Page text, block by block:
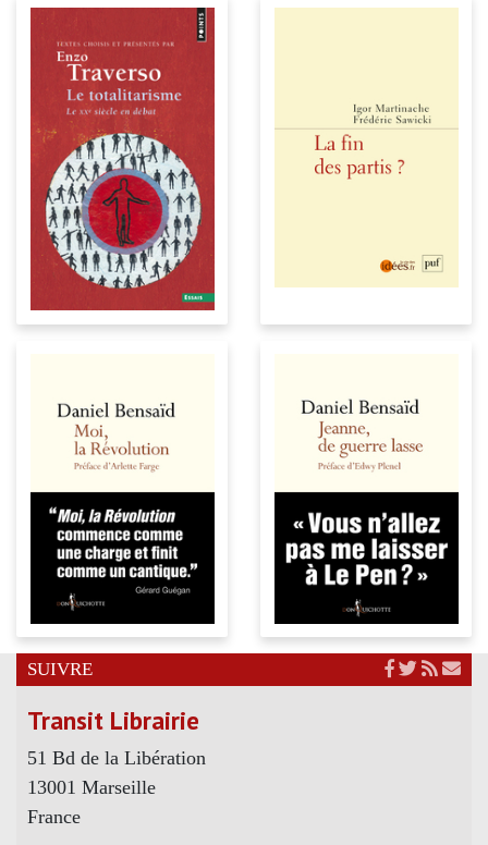
SUIVRE
Transit Librairie
51 Bd de la Libération
13001 Marseille
France